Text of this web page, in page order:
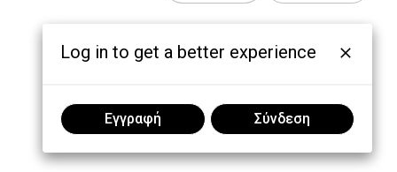
Log in to get a better experience
Εγγραφή Σύνδεση